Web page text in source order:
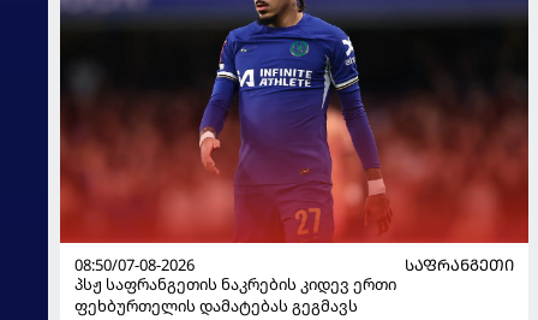
08:50/07-08-2026
ᲡᲐᲤᲠᲐᲜᲒᲔᲗᲘ
პსჟ საფრანგეთის ნაკრების კიდევ ერთი
ფეხბურთელის დამატებას გეგმავს